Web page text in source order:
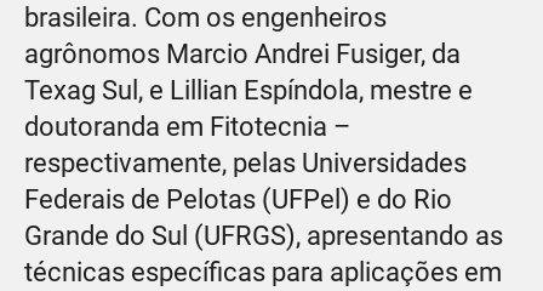
brasileira. Com os engenheiros
agrônomos Marcio Andrei Fusiger, da
Texag Sul, e Lillian Espíndola, mestre e
doutoranda em Fitotecnia –
respectivamente, pelas Universidades
Federais de Pelotas (UFPel) e do Rio
Grande do Sul (UFRGS), apresentando as
técnicas específicas para aplicações em